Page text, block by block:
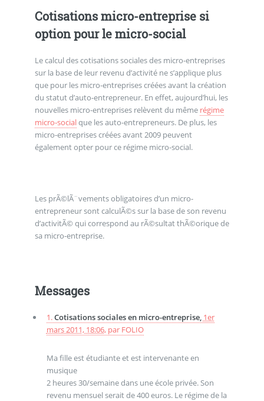
Cotisations micro-entreprise si
option pour le micro-social
Le calcul des cotisations sociales des micro-entreprises
sur la base de leur revenu d’activité ne s’applique plus
que pour les micro-entreprises créées avant la création
du statut d’auto-entrepreneur. En effet, aujourd’hui, les
nouvelles micro-entreprises relèvent du même régime
micro-socialque les auto-entrepreneurs. De plus, les
micro-entreprises créées avant 2009 peuvent
également opter pour ce régime micro-social.
Les prÃ©lÃ¨vements obligatoires d’un micro-
entrepreneur sont calculÃ©s sur la base de son revenu
d’activitÃ© qui correspond au rÃ©sultat thÃ©orique de
sa micro-entreprise.
Messages
1.Cotisations sociales en micro-entreprise, 1er
mars 2011, 18:06, par FOLIO
Ma fille est étudiante et est intervenante en
musique
2 heures 30/semaine dans une école privée. Son
revenu mensuel serait de 400 euros. Le régime de la